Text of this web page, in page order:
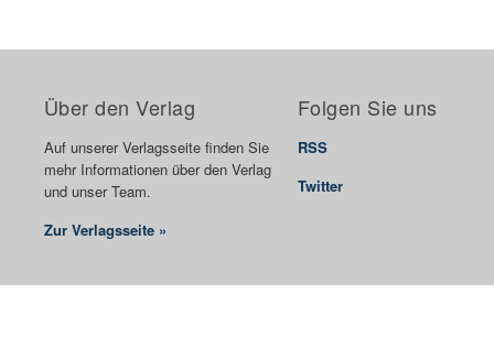
Über den Verlag
Auf unserer Verlagsseite finden Sie
mehr Informationen über den Verlag
und unser Team.
Zur Verlagsseite »
Folgen Sie uns
RSS
Twitter